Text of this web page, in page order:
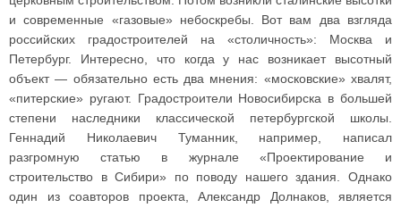
и современные «газовые» небоскребы. Вот вам два взгляда
российских градостроителей на «столичность»: Москва и
Петербург. Интересно, что когда у нас возникает высотный
объект — обязательно есть два мнения: «московские» хвалят,
«питерские» ругают. Градостроители Новосибирска в большей
степени наследники классической петербургской школы.
Геннадий Николаевич Туманник, например, написал
разгромную статью в журнале «Проектирование и
строительство в Сибири» по поводу нашего здания. Однако
один из соавторов проекта, Александр Долнаков, является